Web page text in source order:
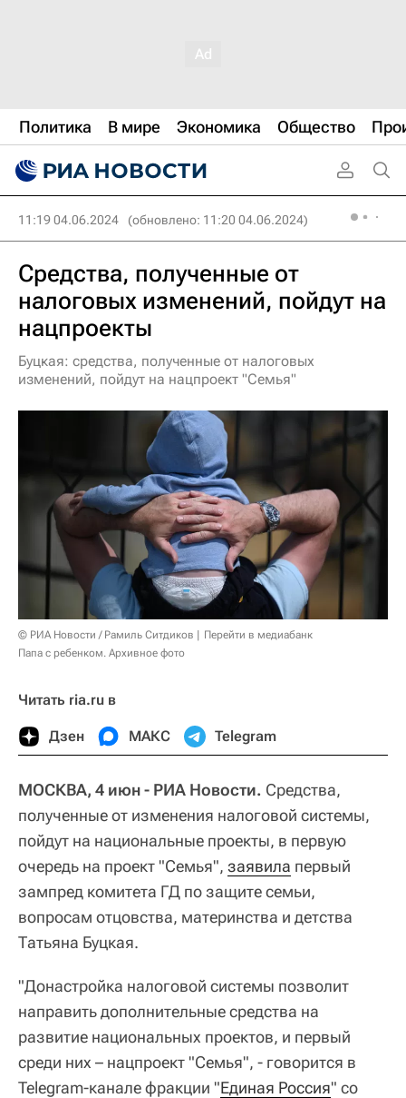
Политика В мире Экономика Общество
11:19 04.06.2024 (обновлено: 11:20 04.06.2024)
Средства, полученные от
налоговых изменений, пойдут на
нацпроекты
Буцкая: средства, полученные от налоговых
изменений, пойдут на нацпроект "Семья"
© РИА Новости / Рамиль Ситдиков
Перейти в медиабанк
Папа с ребенком. Архивное фото
Читать ria.ru в
Дзен МАКС Telegram
МОСКВА, 4 июн - РИА Новости. Средства,
полученные от изменения налоговой системы,
пойдут на национальные проекты, в первую
очередь на проект "Семья", заявила первый
зампред комитета ГД по защите семьи,
вопросам отцовства, материнства и детства
Татьяна Буцкая.
"Донастройка налоговой системы позволит
направить дополнительные средства на
развитие национальных проектов, и первый
среди них – нацпроект "Семья", - говорится в
Telegram-канале фракции "Единая Россия" со